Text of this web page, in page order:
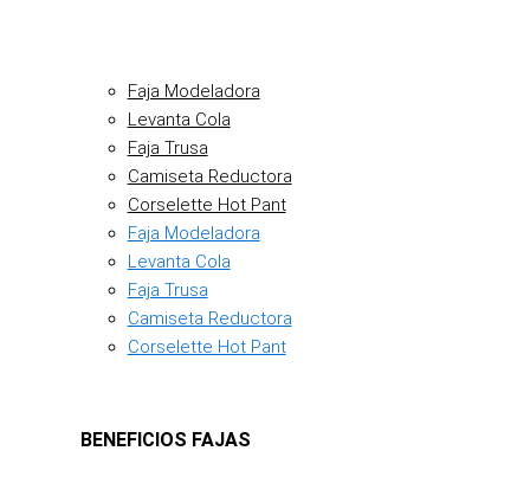
Faja Modeladora
Levanta Cola
Faja Trusa
Camiseta Reductora
Corselette Hot Pant
Faja Modeladora
Levanta Cola
Faja Trusa
Camiseta Reductora
Corselette Hot Pant
BENEFICIOS FAJAS